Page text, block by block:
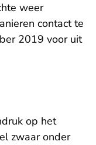
weer
contact te
2019 voor uit
op het
zwaar onder